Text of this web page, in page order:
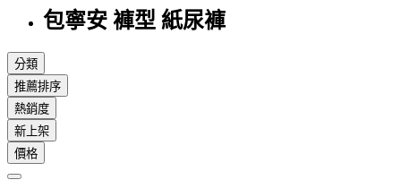
包寧安 褲型 紙尿褲
分類
推薦排序
熱銷度
新上架
價格